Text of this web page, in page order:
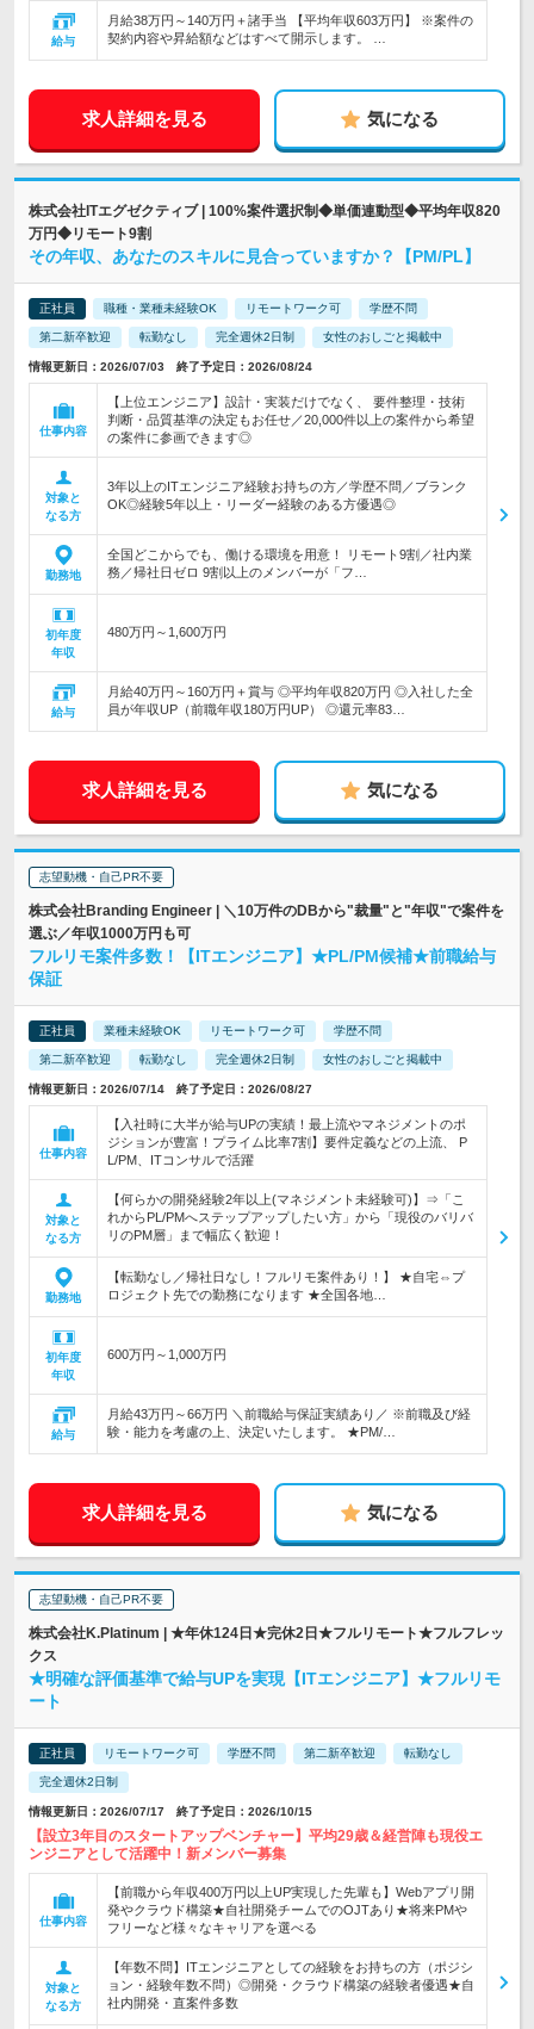
給与
月給38万円～140万円＋諸手当 【平均年収603万円】 ※案件の
契約内容や昇給額などはすべて開示します。 …
求人詳細を見る 気になる
株式会社ITエグゼクティブ | 100%案件選択制◆単価連動型◆平均年収820
万円◆リモート9割
その年収、あなたのスキルに見合っていますか？【PM/PL】
正社員 職種・業種未経験OK リモートワーク可 学歴不問
第二新卒歓迎 転勤なし 完全週休2日制 女性のおしごと掲載中
情報更新日：2026/07/03 終了予定日：2026/08/24
仕事内容
【上位エンジニア】設計・実装だけでなく、 要件整理・技術
判断・品質基準の決定もお任せ／20,000件以上の案件から希望
の案件に参画できます◎
対象と
なる方
3年以上のITエンジニア経験お持ちの方／学歴不問／ブランク
OK◎経験5年以上・リーダー経験のある方優遇◎
勤務地
全国どこからでも、働ける環境を用意！ リモート9割／社内業
務／帰社日ゼロ 9割以上のメンバーが「フ…
初年度
年収
480万円～1,600万円
給与
月給40万円～160万円＋賞与 ◎平均年収820万円 ◎入社した全
員が年収UP（前職年収180万円UP） ◎還元率83…
求人詳細を見る 気になる
志望動機・自己PR不要
株式会社Branding Engineer | ＼10万件のDBから"裁量"と"年収"で案件を
選ぶ／年収1000万円も可
フルリモ案件多数！【ITエンジニア】★PL/PM候補★前職給与
保証
正社員 業種未経験OK リモートワーク可 学歴不問
第二新卒歓迎 転勤なし 完全週休2日制 女性のおしごと掲載中
情報更新日：2026/07/14 終了予定日：2026/08/27
仕事内容
【入社時に大半が給与UPの実績！最上流やマネジメントのポ
ジションが豊富！プライム比率7割】要件定義などの上流、 P
L/PM、ITコンサルで活躍
対象と
なる方
【何らかの開発経験2年以上(マネジメント未経験可)】⇒「こ
れからPL/PMへステップアップしたい方」から「現役のバリバ
リのPM層」まで幅広く歓迎！
勤務地
【転勤なし／帰社日なし！フルリモ案件あり！】 ★自宅⇔プ
ロジェクト先での勤務になります ★全国各地…
初年度
年収
600万円～1,000万円
給与
月給43万円～66万円 ＼前職給与保証実績あり／ ※前職及び経
験・能力を考慮の上、決定いたします。 ★PM/…
求人詳細を見る 気になる
志望動機・自己PR不要
株式会社K.Platinum | ★年休124日★完休2日★フルリモート★フルフレッ
クス
★明確な評価基準で給与UPを実現【ITエンジニア】★フルリモ
ート
正社員 リモートワーク可 学歴不問 第二新卒歓迎 転勤なし
完全週休2日制
情報更新日：2026/07/17 終了予定日：2026/10/15
【設立3年目のスタートアップベンチャー】平均29歳＆経営陣も現役エ
ンジニアとして活躍中！新メンバー募集
仕事内容
【前職から年収400万円以上UP実現した先輩も】Webアプリ開
発やクラウド構築★自社開発チームでのOJTあり★将来PMや
フリーなど様々なキャリアを選べる
対象と
なる方
【年数不問】ITエンジニアとしての経験をお持ちの方（ポジシ
ョン・経験年数不問）◎開発・クラウド構築の経験者優遇★自
社内開発・直案件多数